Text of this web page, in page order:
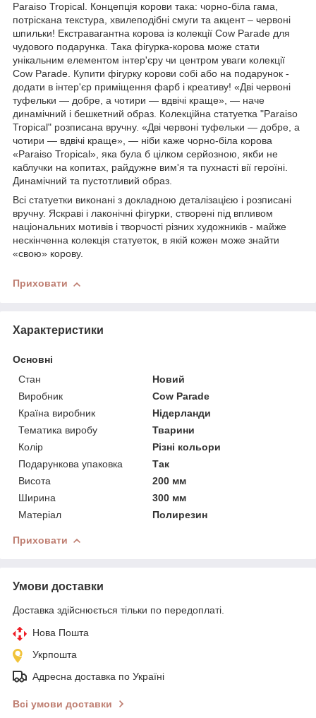
Paraiso Tropical. Концепція корови така: чорно-біла гама,
потріскана текстура, хвилеподібні смуги та акцент – червоні
шпильки! Екстравагантна корова із колекції Cow Parade для
чудового подарунка. Така фігурка-корова може стати
унікальним елементом інтер'єру чи центром уваги колекції
Cow Parade. Купити фігурку корови собі або на подарунок -
додати в інтер'єр приміщення фарб і креативу! «Дві червоні
туфельки — добре, а чотири — вдвічі краще», — наче
динамічний і бешкетний образ. Колекційна статуетка "Paraiso
Tropical" розписана вручну. «Дві червоні туфельки — добре, а
чотири — вдвічі краще», — ніби каже чорно-біла корова
«Paraiso Tropical», яка була б цілком серйозною, якби не
каблучки на копитах, райдужне вим'я та пухнасті вії героїні.
Динамічний та пустотливий образ.
Всі статуетки виконані з докладною деталізацією і розписані
вручну. Яскраві і лаконічні фігурки, створені під впливом
національних мотивів і творчості різних художників - майже
нескінченна колекція статуеток, в якій кожен може знайти
«свою» корову.
Приховати
Характеристики
Основні
Стан
Новий
Виробник
Cow Parade
Країна виробник
Нідерланди
Тематика виробу
Тварини
Колір
Різні кольори
Подарункова упаковка
Так
Висота
200 мм
Ширина
300 мм
Матеріал
Полирезин
Приховати
Умови доставки
Доставка здійснюється тільки по передоплаті.
Нова Пошта
Укрпошта
Адресна доставка по Україні
Всі умови доставки